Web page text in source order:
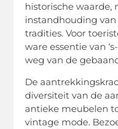
historische waarde,
instandhouding
tradities. Voor
ware essentie van
weg van de
De
diversiteit van de
antieke meubelen
vintage mode.